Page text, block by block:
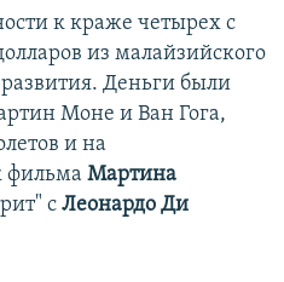
к краже четырех с
из малайзийского
Деньги были
Моне и Ван Гога,
и на
фильма Мартина
с Леонардо Ди